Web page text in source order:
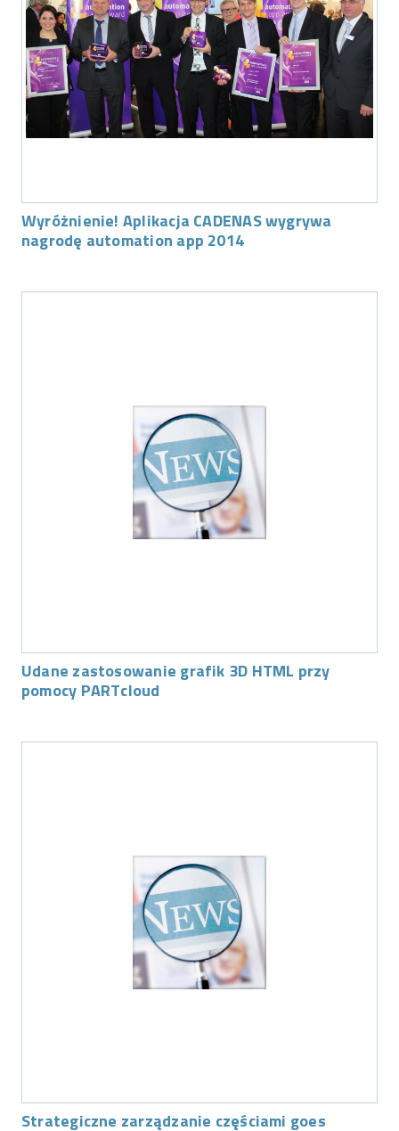
Wyróżnienie! Aplikacja CADENAS wygrywa
nagrodę automation app 2014
Udane zastosowanie grafik 3D HTML przy
pomocy PARTcloud
Strategiczne zarządzanie częściami goes